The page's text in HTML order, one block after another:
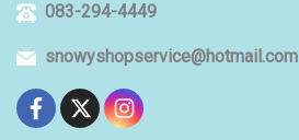
083-294-4449
snowyshopservice@hotmail.com